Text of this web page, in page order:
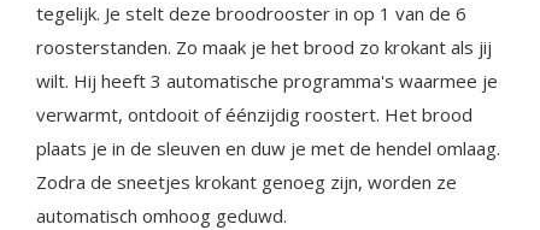
tegelijk. Je stelt deze broodrooster in op 1 van de 6
roosterstanden. Zo maak je het brood zo krokant als jij
wilt. Hij heeft 3 automatische programma's waarmee je
verwarmt, ontdooit of éénzijdig roostert. Het brood
plaats je in de sleuven en duw je met de hendel omlaag.
Zodra de sneetjes krokant genoeg zijn, worden ze
automatisch omhoog geduwd.